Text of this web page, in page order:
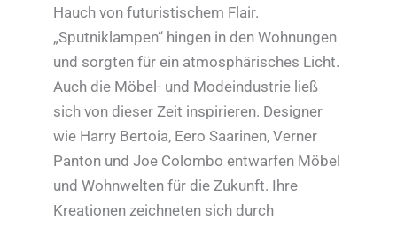
Hauch von futuristischem Flair.
„Sputniklampen“ hingen in den Wohnungen
und sorgten für ein atmosphärisches Licht.
Auch die Möbel- und Modeindustrie ließ
sich von dieser Zeit inspirieren. Designer
wie Harry Bertoia, Eero Saarinen, Verner
Panton und Joe Colombo entwarfen Möbel
und Wohnwelten für die Zukunft. Ihre
Kreationen zeichneten sich durch